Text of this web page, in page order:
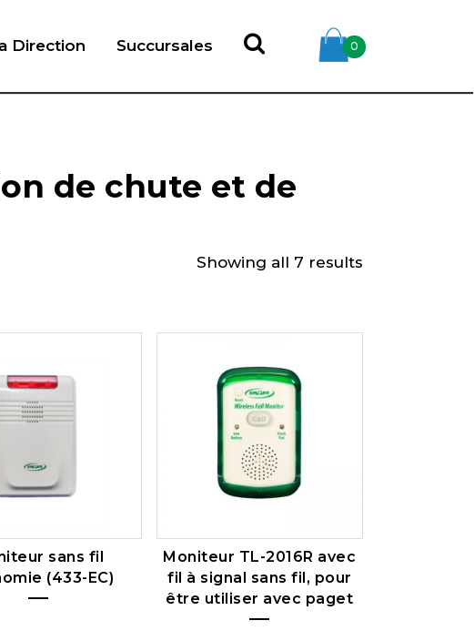
0
Direction Succursales
de chute et de
Showing all 7 results
sans fil
(433-EC)
Moniteur TL-2016R avec
fil à signal sans fil, pour
être utiliser avec paget